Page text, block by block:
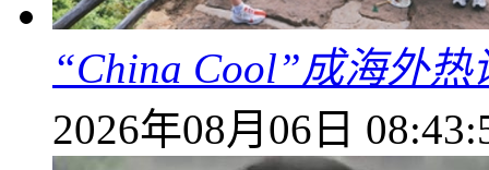
“China Cool”成海外
2026年08月06日